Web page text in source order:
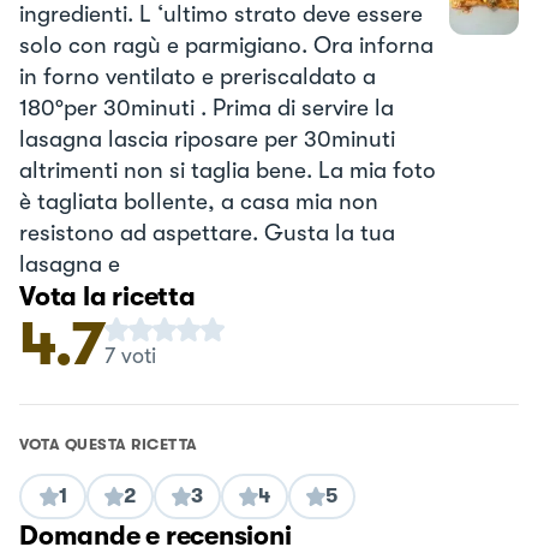
ingredienti. L ‘ultimo strato deve essere
solo con ragù e parmigiano. Ora inforna
in forno ventilato e preriscaldato a
180°per 30minuti . Prima di servire la
lasagna lascia riposare per 30minuti
altrimenti non si taglia bene. La mia foto
è tagliata bollente, a casa mia non
resistono ad aspettare. Gusta la tua
lasagna e
Vota la ricetta
4.77voti
VOTA QUESTA RICETTA
1 2 3 4 5
Domande e recensioni